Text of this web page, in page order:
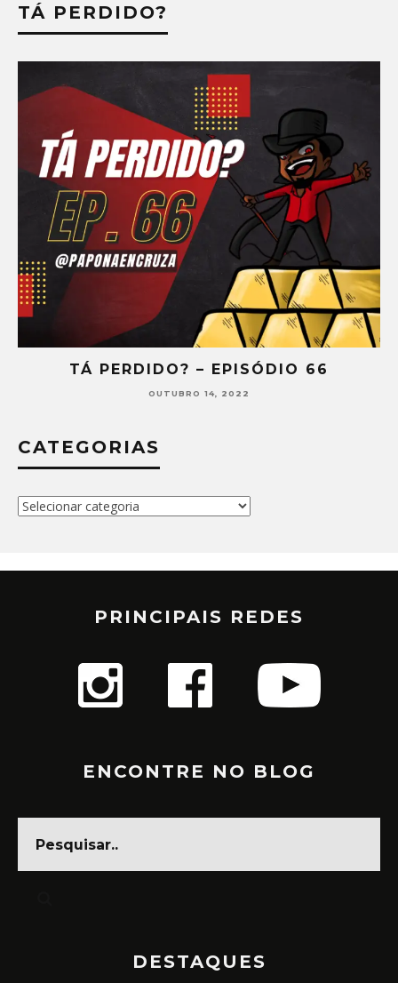
TÁ PERDIDO?
TÁ PERDIDO? – EPISÓDIO 65
SETEMBRO 30, 2022
CATEGORIAS
Categorias
PRINCIPAIS REDES
ENCONTRE NO BLOG
DESTAQUES